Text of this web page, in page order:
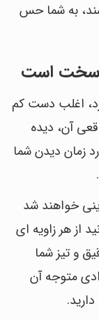
به شما حس
اغلب دست کم
آن، دیده
زمان دیدن شما
خواهند شد
از هر زاویه ای
و تیز شما
متوجه آن